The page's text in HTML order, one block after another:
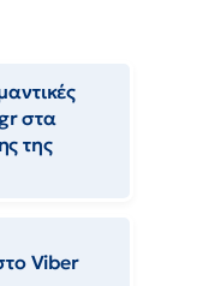
στα
της
Viber